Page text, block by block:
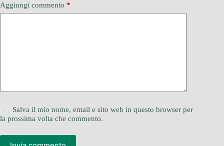
Aggiungi commento *
Salva il mio nome, email e sito web in questo browser per
la prossima volta che commento.